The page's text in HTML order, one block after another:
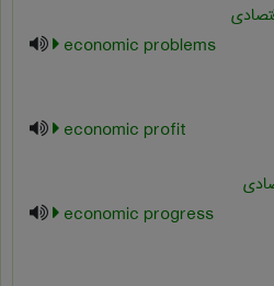
economic problems
economic profit
economic progress